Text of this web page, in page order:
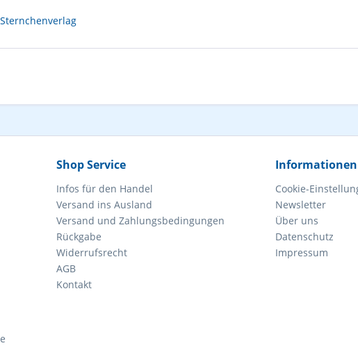
Shop Service
Infos für den Handel
Versand ins Ausland
Versand und Zahlungsbedingungen
Rückgabe
Widerrufsrecht
AGB
Kontakt
Informationen
Cookie-
Newsletter
Über uns
Datenschutz
Impressum